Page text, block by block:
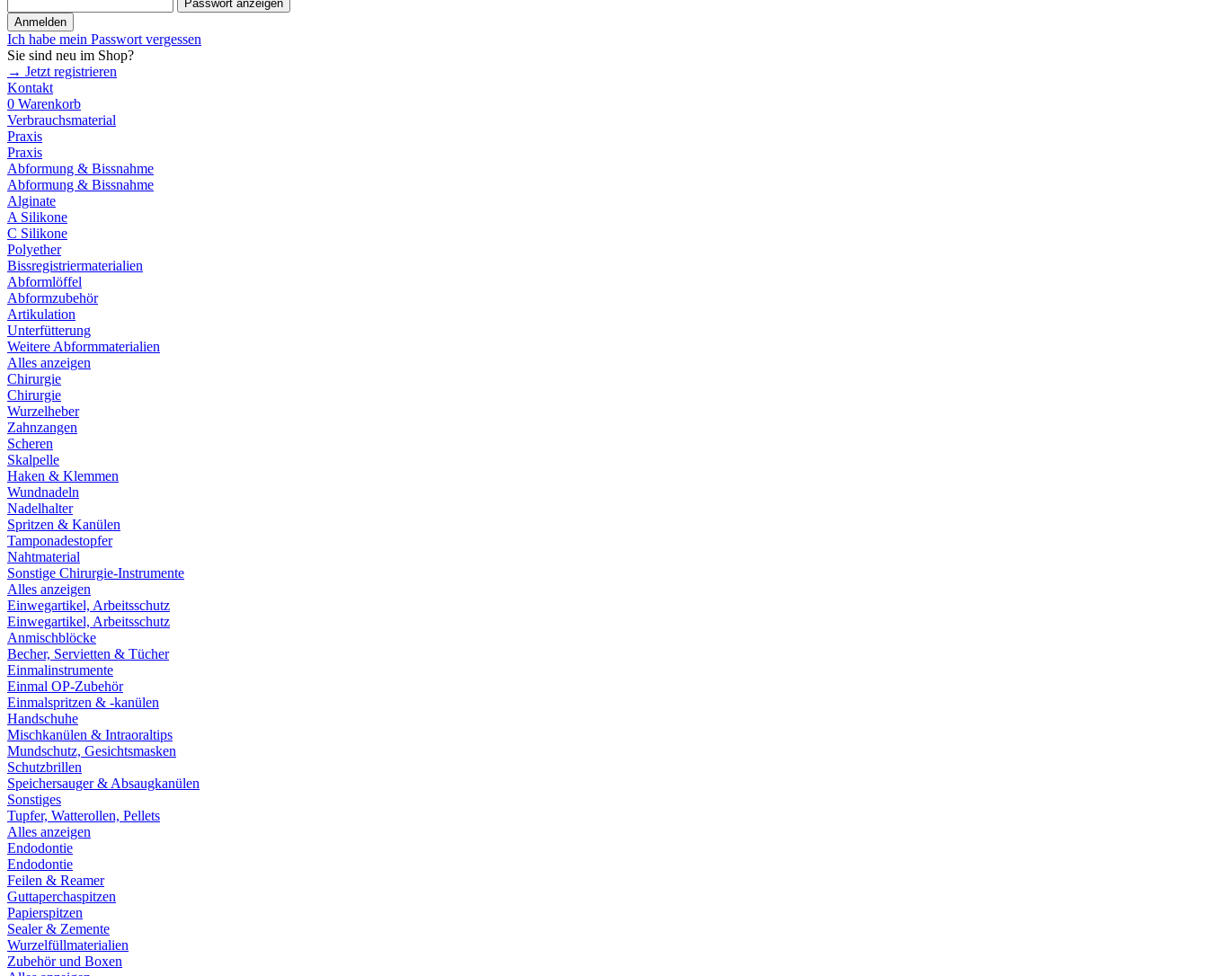
Passwort anzeigen
Anmelden
Ich habe mein Passwort vergessen
Sie sind neu im Shop?
→ Jetzt registrieren
Kontakt
0 Warenkorb
Verbrauchsmaterial
Praxis
Praxis
Abformung & Bissnahme
Abformung & Bissnahme
Alginate
A Silikone
C Silikone
Polyether
Bissregistriermaterialien
Abformlöffel
Abformzubehör
Artikulation
Unterfütterung
Weitere Abformmaterialien
Alles anzeigen
Chirurgie
Chirurgie
Wurzelheber
Zahnzangen
Scheren
Skalpelle
Haken & Klemmen
Wundnadeln
Nadelhalter
Spritzen & Kanülen
Tamponadestopfer
Nahtmaterial
Sonstige Chirurgie-Instrumente
Alles anzeigen
Einwegartikel, Arbeitsschutz
Einwegartikel, Arbeitsschutz
Anmischblöcke
Becher, Servietten & Tücher
Einmalinstrumente
Einmal OP-Zubehör
Einmalspritzen & -kanülen
Handschuhe
Mischkanülen & Intraoraltips
Mundschutz, Gesichtsmasken
Schutzbrillen
Speichersauger & Absaugkanülen
Sonstiges
Tupfer, Watterollen, Pellets
Alles anzeigen
Endodontie
Endodontie
Feilen & Reamer
Guttaperchaspitzen
Papierspitzen
Sealer & Zemente
Wurzelfüllmaterialien
Zubehör und Boxen